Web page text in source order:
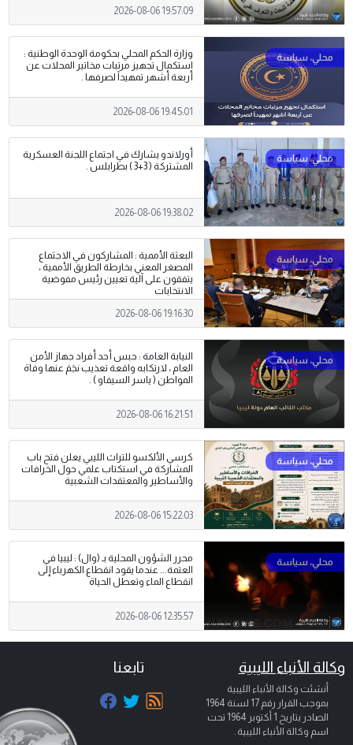
2026-08-06 19:57:09
وزارة الحكم المحلي بحكومة الوحدة الوطنية :
استكمال تجهيز مرتبات مخاتير المحلات عن
أربعة أشهر تمهيداً لصرفها .
2026-08-06 19:45:01
أورلاندو يشارك في اجتماع اللجنة العسكرية
المشتركة ( 3+3 ) بطرابلس .
2026-08-06 19:38:02
البعثة الأممية : المشاركون في الاجتماع
المصغر المعني بخارطة الطريق الأممية ،
يتفقون على آلية تعيين رئيس مفوضية
الانتخابات
2026-08-06 19:16:30
النيابة العامة : حبس أحد أفراد جهاز الأمن
العام ، لارتكابه واقعة تعذيب نجَمَ عنها وفاة
المواطن ( ياسر السيفاو ) .
2026-08-06 16:21:51
كرسي الألكسو للتراث الليبي يعلن فتح باب
المشاركة في استكتاب علمي حول الخرافات
والأساطير والمعتقدات الشعبية
2026-08-06 15:22:03
محرر الشؤون المحلية بـ (وال) : ليبيا في
العتمة... عندما يقود انقطاع الكهرباء إلى
انقطاع الماء وتعطل الحياة
2026-08-06 12:35:57
وكالة الأنباء الليبية
أنشئت وكالة الأنباء الليبية
بموجب القرار رقم 17 لسنة 1964
الصادر بتاريخ 1 أكتوبر 1964
تحت
اسم وكالة الأنباء الليبية .
تابعنا